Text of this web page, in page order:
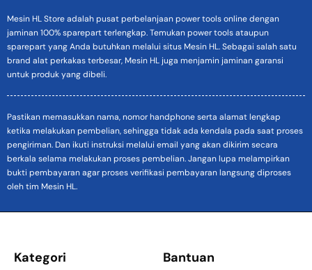
Mesin HL Store adalah pusat perbelanjaan power tools online dengan
jaminan 100% sparepart terlengkap. Temukan power tools ataupun
sparepart yang Anda butuhkan melalui situs Mesin HL. Sebagai salah satu
brand alat perkakas terbesar, Mesin HL juga menjamin jaminan garansi
untuk produk yang dibeli.
Pastikan memasukkan nama, nomor handphone serta alamat lengkap
ketika melakukan pembelian, sehingga tidak ada kendala pada saat proses
pengiriman. Dan ikuti instruksi melalui email yang akan dikirim secara
berkala selama melakukan proses pembelian. Jangan lupa melampirkan
bukti pembayaran agar proses verifikasi pembayaran langsung diproses
oleh tim Mesin HL.
Kategori Bantuan